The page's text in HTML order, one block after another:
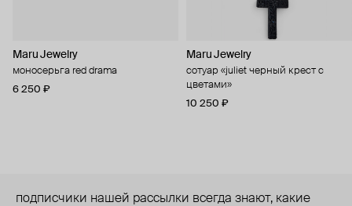
Maru Jewelry
моносерьга red drama
6 250 ₽
Maru Jewelry
сотуар «juliet черный крест с
цветами»
10 250 ₽
подписчики нашей рассылки всегда знают, какие